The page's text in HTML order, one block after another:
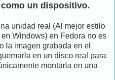
un dispositivo.
unidad real (Al mejor estilo
Windows) en Fedora no es
la imagen grabada en el
en un disco real para
montarla en una